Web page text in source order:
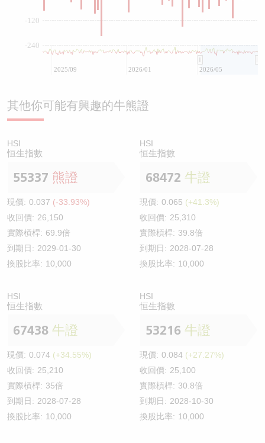
-240
-120
2025/09 2026/01 2026/05
其他你可能有興趣的牛熊證
HSI
恒生指數
55337 熊證
現價: 0.037 (-33.93%)
收回價: 26,150
實際槓桿: 69.9倍
到期日: 2029-01-30
換股比率: 10,000
HSI
恒生指數
68472 牛證
現價: 0.065 (+41.3%)
收回價: 25,310
實際槓桿: 39.8倍
到期日: 2028-07-28
換股比率: 10,000
HSI
恒生指數
67438 牛證
現價: 0.074 (+34.55%)
收回價: 25,210
實際槓桿: 35倍
到期日: 2028-07-28
換股比率: 10,000
HSI
恒生指數
53216 牛證
現價: 0.084 (+27.27%)
收回價: 25,100
實際槓桿: 30.8倍
到期日: 2028-10-30
換股比率: 10,000